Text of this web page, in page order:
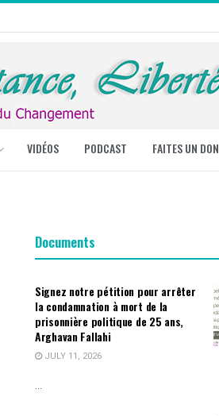
VIDÉOS PODCAST FAITES UN DON
Documents
Signez notre pétition pour arrêter
la condamnation à mort de la
prisonnière politique de 25 ans,
Arghavan Fallahi
JULY 11, 2026